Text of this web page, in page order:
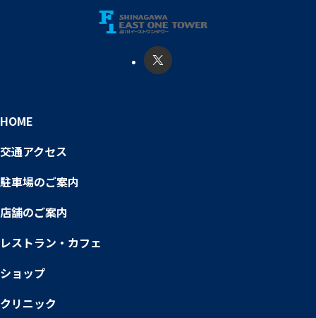
HOME
交通アクセス
駐車場のご案内
店舗のご案内
レストラン・カフェ
ショップ
クリニック